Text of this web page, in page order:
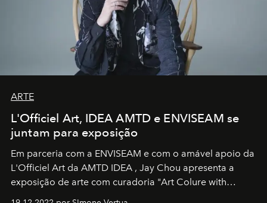
ARTE
L'Officiel Art, IDEA AMTD e ENVISEAM se
juntam para exposição
Em parceria com a ENVISEAM e com o amável apoio da
L'Officiel Art da AMTD IDEA , Jay Chou apresenta a
exposição de arte com curadoria "Art Colure with